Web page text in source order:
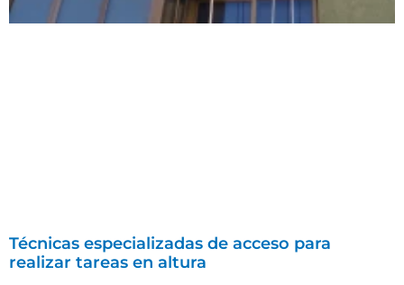
Técnicas especializadas de acceso para
realizar tareas en altura